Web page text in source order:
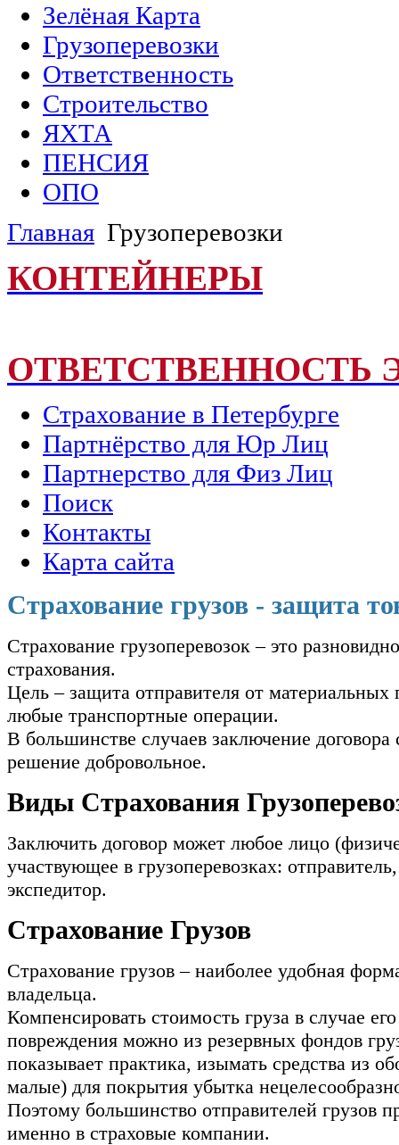
Зелёная Карта
Грузоперевозки
Ответственность
Строительство
ЯХТА
ПЕНСИЯ
ОПО
Главная Грузоперевозки
КОНТЕЙНЕРЫ
ОТВЕТСТВЕННОСТЬ
Страхование в Петербурге
Партнёрство для Юр Лиц
Партнерство для Физ Лиц
Поиск
Контакты
Карта сайта
Страхование грузов - защита
Страхование грузоперевозок – это
страхования.
Цель – защита отправителя от
любые транспортные операции.
В большинстве случаев заключение договора
решение добровольное.
Виды Страхования
Заключить договор может любое лицо
участвующее в грузоперевозках:
экспедитор.
Страхование Грузов
Страхование грузов – наиболее удобная
владельца.
Компенсировать стоимость груза в случае
повреждения можно из резервных фондов
показывает практика, изымать средства из
малые) для покрытия убытка
Поэтому большинство отправителей грузов
именно в страховые компании.